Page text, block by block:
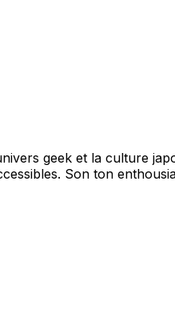
geek et la culture
Son ton